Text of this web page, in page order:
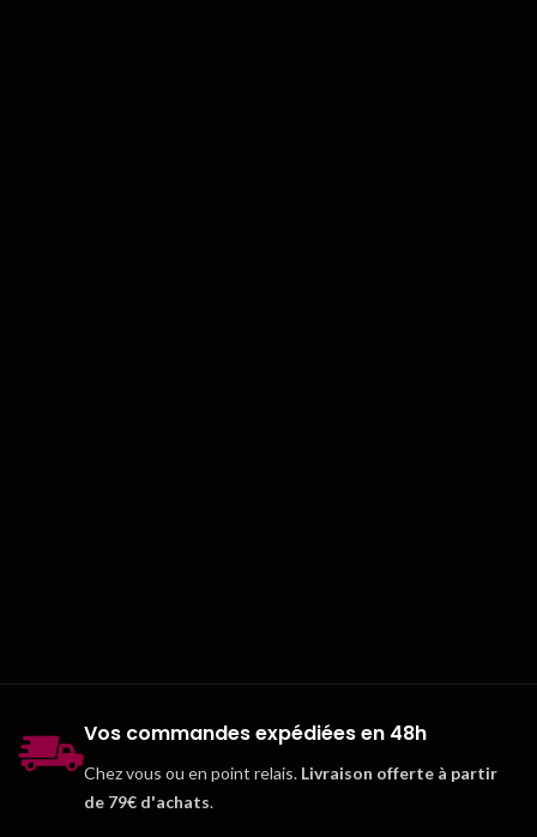
Vos commandes expédiées en 48h
Chez vous ou en point relais. Livraison offerte à partir
de 79€ d'achats.